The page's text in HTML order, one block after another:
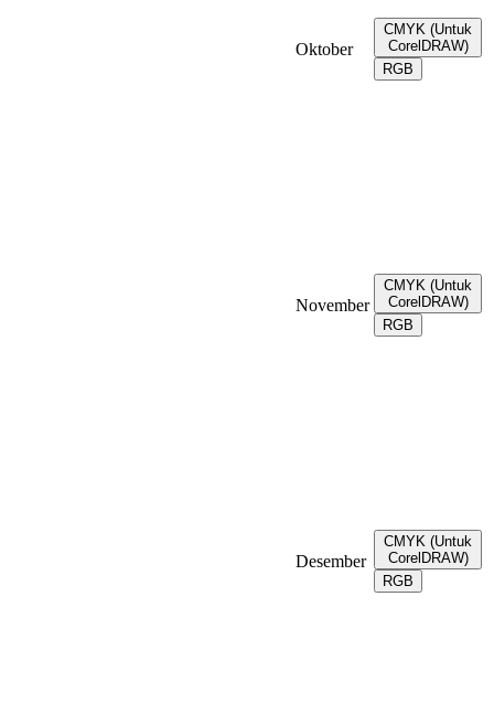
Oktober
CMYK (Untuk
CorelDRAW)
RGB
November
CMYK (Untuk
CorelDRAW)
RGB
Desember
CMYK (Untuk
CorelDRAW)
RGB